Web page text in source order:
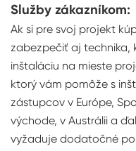
Služby zákazníkom:
Ak si pre svoj projekt
zabezpečiť aj technika,
inštaláciu na mieste
ktorý vám pomôže s
zástupcov v Európe,
východe, v Austrálii a
vyžaduje dodatočné